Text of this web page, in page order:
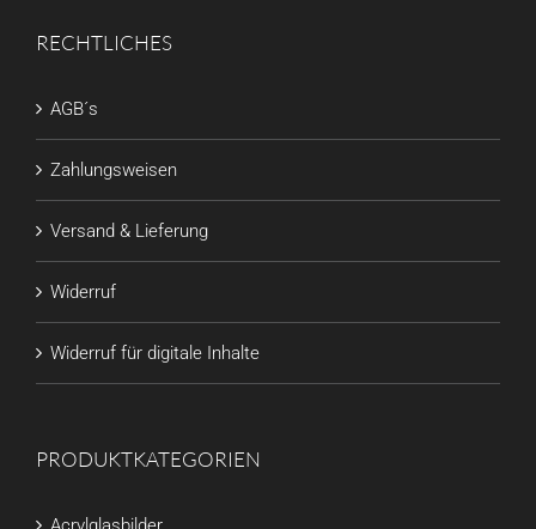
RECHTLICHES
AGB´s
Zahlungsweisen
Versand & Lieferung
Widerruf
Widerruf für digitale Inhalte
PRODUKTKATEGORIEN